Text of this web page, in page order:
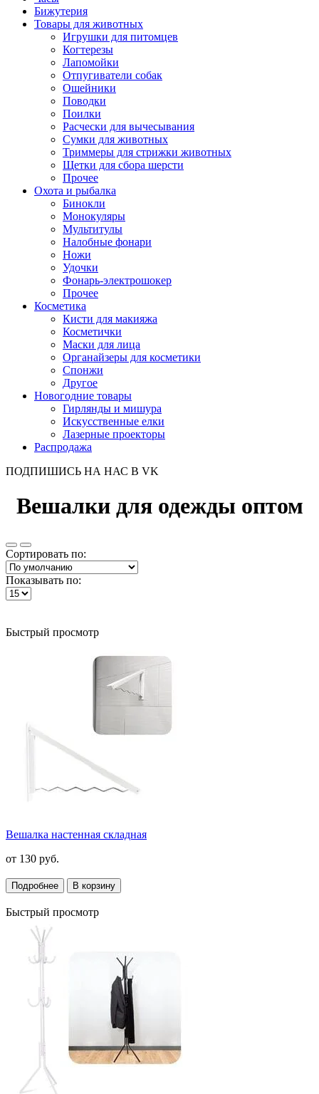
Бижутерия
Товары для животных
Игрушки для питомцев
Когтерезы
Лапомойки
Отпугиватели собак
Ошейники
Поводки
Поилки
Расчески для вычесывания
Сумки для животных
Триммеры для стрижки животных
Щетки для сбора шерсти
Прочее
Охота и рыбалка
Бинокли
Монокуляры
Мультитулы
Налобные фонари
Ножи
Удочки
Фонарь-электрошокер
Прочее
Косметика
Кисти для макияжа
Косметички
Маски для лица
Органайзеры для косметики
Спонжи
Другое
Новогодние товары
Гирлянды и мишура
Искусственные елки
Лазерные проекторы
Распродажа
ПОДПИШИСЬ НА НАС В VK
Вешалки для одежды оптом
Сортировать по:
Показывать по:
Быстрый просмотр
Вешалка настенная складная
от 130 руб.
Подробнее В корзину
Быстрый просмотр